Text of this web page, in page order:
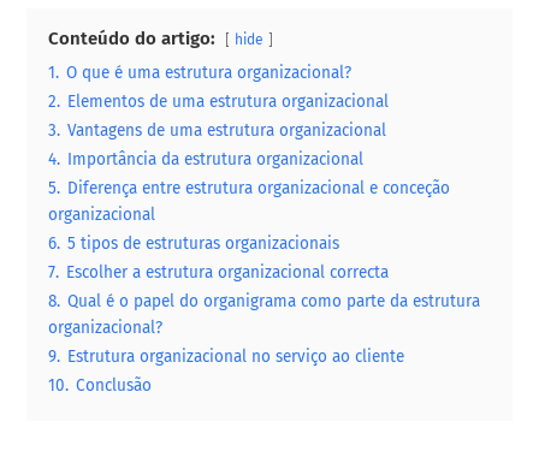
Conteúdo do artigo: hide
1. O que é uma estrutura organizacional?
2. Elementos de uma estrutura organizacional
3. Vantagens de uma estrutura organizacional
4. Importância da estrutura organizacional
5. Diferença entre estrutura organizacional e conceção
organizacional
6. 5 tipos de estruturas organizacionais
7. Escolher a estrutura organizacional correcta
8. Qual é o papel do organigrama como parte da estrutura
organizacional?
9. Estrutura organizacional no serviço ao cliente
10. Conclusão